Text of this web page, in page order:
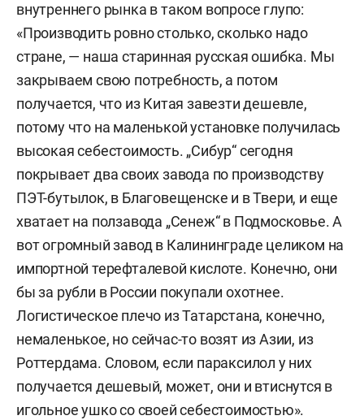
внутреннего рынка в таком вопросе глупо:
«Производить ровно столько, сколько надо
стране, — наша старинная русская ошибка. Мы
закрываем свою потребность, а потом
получается, что из Китая завезти дешевле,
потому что на маленькой установке получилась
высокая себестоимость. „Сибур“ сегодня
покрывает два своих завода по производству
ПЭТ-бутылок, в Благовещенске и в Твери, и еще
хватает на ползавода „Сенеж“ в Подмосковье. А
вот огромный завод в Калининграде целиком на
импортной терефталевой кислоте. Конечно, они
бы за рубли в России покупали охотнее.
Логистическое плечо из Татарстана, конечно,
немаленькое, но сейчас-то возят из Азии, из
Роттердама. Словом, если параксилол у них
получается дешевый, может, они и втиснутся в
игольное ушко со своей себестоимостью».